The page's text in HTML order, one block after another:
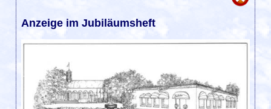
Anzeige im Jubiläumsheft